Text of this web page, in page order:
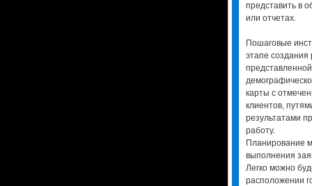
представить в
или отчетах.
Пошаговые
этапе создания
карты с
клиентов,
результатами
работу.
Планирование
выполнения
Легко можно
расположении